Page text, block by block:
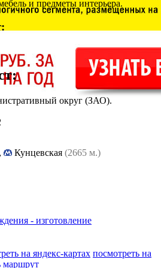
и предметы интерьера.
:
округ (ЗАО).
, Кунцевская (2665 м.)
- изготовление
на яндекс-картах посмотреть на
маршрут